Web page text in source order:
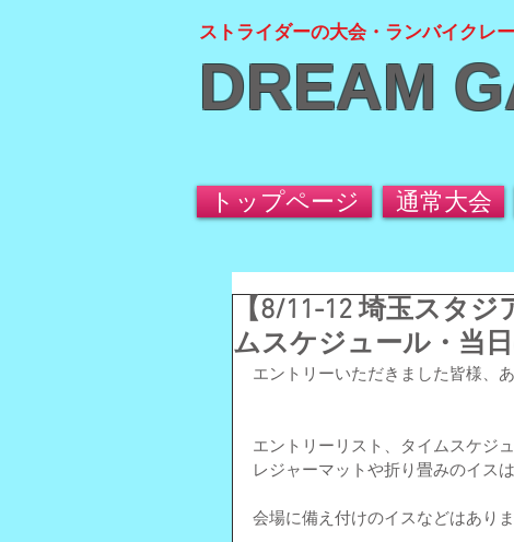
ストライダーの大会・ランバイクレ
DREAM
トップページ 通常大会
【8/11-12 埼玉スタ
ムスケジュール・当
エントリーいただきました皆様、
エントリーリスト、タイムスケジ
レジャーマットや折り畳みのイス
会場に備え付けのイスなどはありま